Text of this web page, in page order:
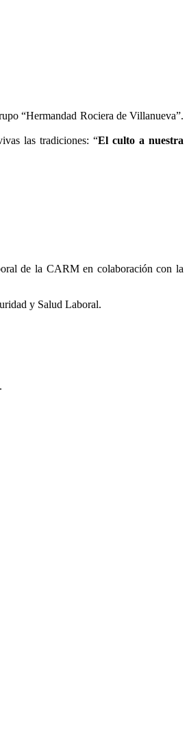
“Hermandad Rociera de Villanueva”.
las tradiciones: “El culto a nuestra
de la CARM en colaboración con la
y Salud Laboral.